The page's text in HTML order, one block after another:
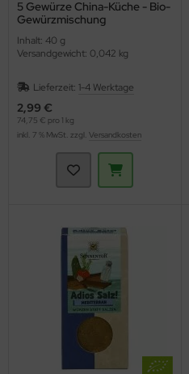
5 Gewürze China-Küche - Bio-
Gewürzmischung
Inhalt: 40 g
Versandgewicht: 0,042 kg
Lieferzeit: 1-4 Werktage
2,99 €
74,75 € pro 1 kg
inkl. 7 % MwSt. zzgl. Versandkosten